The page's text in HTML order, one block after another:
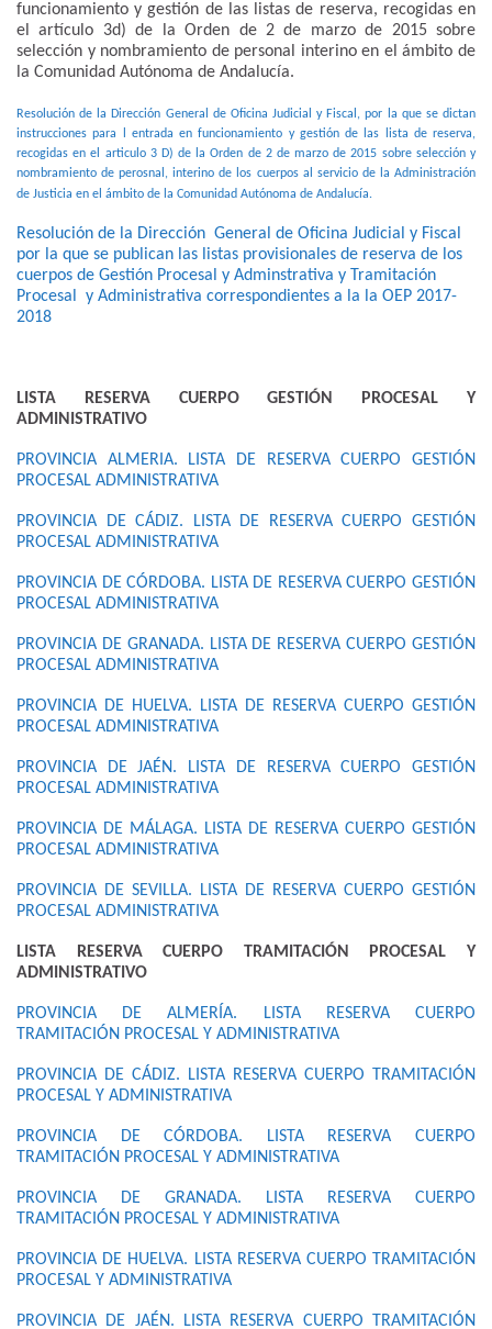
funcionamiento y gestión de las listas de reserva, recogidas en
el artículo 3d) de la Orden de 2 de marzo de 2015 sobre
selección y nombramiento de personal interino en el ámbito de
la Comunidad Autónoma de Andalucía.
Resolución de la Dirección General de Oficina Judicial y Fiscal, por la que se dictan
instrucciones para l entrada en funcionamiento y gestión de las lista de reserva,
recogidas en el articulo 3 D) de la Orden de 2 de marzo de 2015 sobre selección y
nombramiento de perosnal, interino de los cuerpos al servicio de la Administración
de Justicia en el ámbito de la Comunidad Autónoma de Andalucía.
Resolución de la Dirección General de Oficina Judicial y Fiscal
por la que se publican las listas provisionales de reserva de los
cuerpos de Gestión Procesal y Adminstrativa y Tramitación
Procesal y Administrativa correspondientes a la la OEP 2017-
2018
LISTA RESERVA CUERPO GESTIÓN PROCESAL Y
ADMINISTRATIVO
PROVINCIA ALMERIA. LISTA DE RESERVA CUERPO GESTIÓN
PROCESAL ADMINISTRATIVA
PROVINCIA DE CÁDIZ. LISTA DE RESERVA CUERPO GESTIÓN
PROCESAL ADMINISTRATIVA
PROVINCIA DE CÓRDOBA. LISTA DE RESERVA CUERPO GESTIÓN
PROCESAL ADMINISTRATIVA
PROVINCIA DE GRANADA. LISTA DE RESERVA CUERPO GESTIÓN
PROCESAL ADMINISTRATIVA
PROVINCIA DE HUELVA. LISTA DE RESERVA CUERPO GESTIÓN
PROCESAL ADMINISTRATIVA
PROVINCIA DE JAÉN. LISTA DE RESERVA CUERPO GESTIÓN
PROCESAL ADMINISTRATIVA
PROVINCIA DE MÁLAGA. LISTA DE RESERVA CUERPO GESTIÓN
PROCESAL ADMINISTRATIVA
PROVINCIA DE SEVILLA. LISTA DE RESERVA CUERPO GESTIÓN
PROCESAL ADMINISTRATIVA
LISTA RESERVA CUERPO TRAMITACIÓN PROCESAL Y
ADMINISTRATIVO
PROVINCIA DE ALMERÍA. LISTA RESERVA CUERPO
TRAMITACIÓN PROCESAL Y ADMINISTRATIVA
PROVINCIA DE CÁDIZ. LISTA RESERVA CUERPO TRAMITACIÓN
PROCESAL Y ADMINISTRATIVA
PROVINCIA DE CÓRDOBA. LISTA RESERVA CUERPO
TRAMITACIÓN PROCESAL Y ADMINISTRATIVA
PROVINCIA DE GRANADA. LISTA RESERVA CUERPO
TRAMITACIÓN PROCESAL Y ADMINISTRATIVA
PROVINCIA DE HUELVA. LISTA RESERVA CUERPO TRAMITACIÓN
PROCESAL Y ADMINISTRATIVA
PROVINCIA DE JAÉN. LISTA RESERVA CUERPO TRAMITACIÓN